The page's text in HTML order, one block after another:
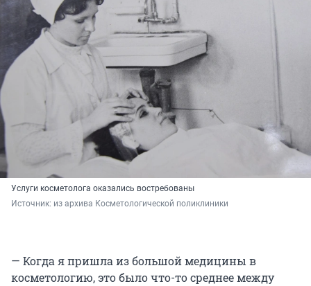
Услуги косметолога оказались востребованы
Источник: из архива Косметологической поликлиники
— Когда я пришла из большой медицины в
косметологию, это было что-то среднее между